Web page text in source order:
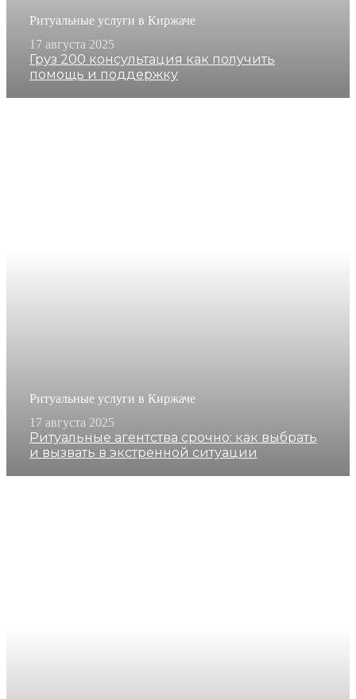
Ритуальные услуги в Киржаче
17 августа 2025
Груз 200 консультация как получить
помощь и поддержку
Ритуальные услуги в Киржаче
17 августа 2025
Ритуальные агентства срочно: как выбрать
и вызвать в экстренной ситуации